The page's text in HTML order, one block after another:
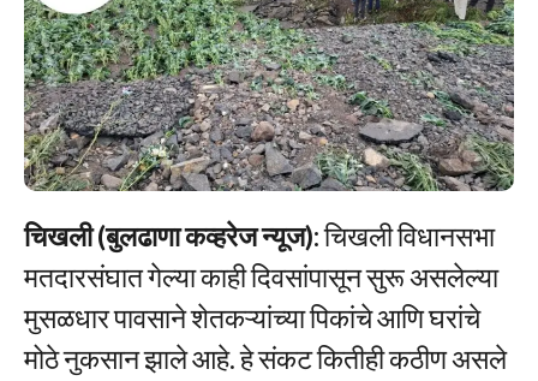
चिखली (बुलढाणा कव्हरेज न्यूज):चिखली विधानसभा
मतदारसंघात गेल्या काही दिवसांपासून सुरू असलेल्या
मुसळधार पावसाने शेतकऱ्यांच्या पिकांचे आणि घरांचे
मोठे नुकसान झाले आहे. हे संकट कितीही कठीण असले